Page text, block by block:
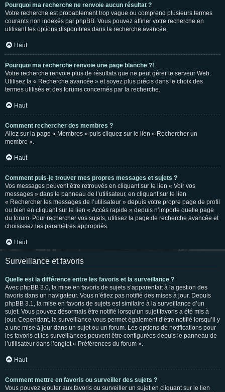
Pourquoi ma recherche ne renvoie aucun résultat ?
Votre recherche est probablement trop vague ou comprend plusieurs termes
courants non indexés par phpBB. Vous pouvez affiner votre recherche en
utilisant les options disponibles dans la recherche avancée.
Haut
Pourquoi ma recherche renvoie une page blanche ?!
Votre recherche renvoie plus de résultats que ne peut gérer le serveur Web.
Utilisez la « Recherche avancée » et soyez plus précis dans le choix des
termes utilisés et des forums concernés par la recherche.
Haut
Comment rechercher des membres ?
Allez sur la page « Membres » puis cliquez sur le lien « Rechercher un
membre ».
Haut
Comment puis-je trouver mes propres messages et sujets ?
Vos messages peuvent être retrouvés en cliquant sur le lien « Voir vos
messages » dans le panneau de l’utilisateur, en cliquant sur le lien
« Rechercher les messages de l’utilisateur » depuis votre propre page de profil
ou bien en cliquant sur le lien « Accès rapide » depuis n’importe quelle page
du forum. Pour rechercher vos sujets, utilisez la page de recherche avancée et
choisissez les paramètres appropriés.
Haut
Surveillance et favoris
Quelle est la différence entre les favoris et la surveillance ?
Avec phpBB 3.0, la mise en favoris de sujets s’apparentait à la gestion des
favoris dans un navigateur. Vous n’étiez pas notifié des mises à jour. Depuis
phpBB 3.1, la mise en favoris de sujets est similaire à la surveillance d’un
sujet. Vous pouvez désormais être notifié lorsqu’un sujet favoris a été mis à
jour. Cependant, la surveillance vous permet également d’être notifié lorsqu’il y
a une mise à jour dans un sujet ou un forum. Les options de notifications pour
les favoris et les surveillances peuvent être configurées depuis le panneau de
l’utilisateur dans l’onglet « Préférences du forum ».
Haut
Comment mettre en favoris ou surveiller des sujets ?
Vous pouvez ajouter aux favoris ou surveiller un sujet en cliquant sur le lien